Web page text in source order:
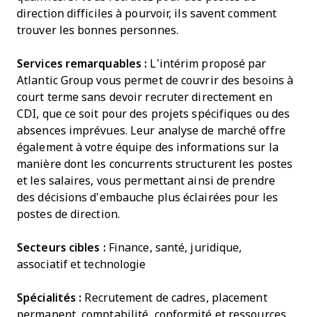
direction difficiles à pourvoir, ils savent comment
trouver les bonnes personnes.
Services remarquables : L’intérim proposé par
Atlantic Group vous permet de couvrir des besoins à
court terme sans devoir recruter directement en
CDI, que ce soit pour des projets spécifiques ou des
absences imprévues. Leur analyse de marché offre
également à votre équipe des informations sur la
manière dont les concurrents structurent les postes
et les salaires, vous permettant ainsi de prendre
des décisions d’embauche plus éclairées pour les
postes de direction.
Secteurs cibles : Finance, santé, juridique,
associatif et technologie
Spécialités : Recrutement de cadres, placement
permanent, comptabilité, conformité et ressources